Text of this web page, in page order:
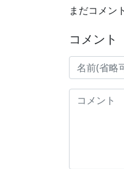
まだコメン
コメント